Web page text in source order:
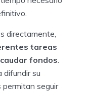
directamente,
tareas
fondos
difundir su
seguir